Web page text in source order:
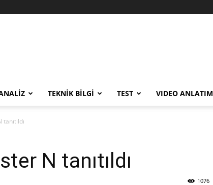
TEKNİK BİLGİ TEST VIDEO ANLATIM
N tanıtıldı
1076